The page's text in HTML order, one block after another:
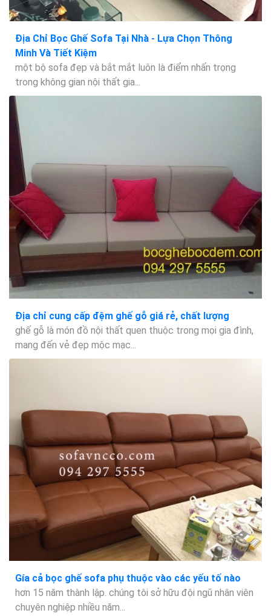
Địa Chỉ Bọc Ghế Sofa Tại Nhà - Lựa Chọn Thông
Minh Và Tiết Kiệm
một bộ sofa đẹp và bắt mắt luôn là điểm nhấn trọng
trong không gian nội thất gia...
Địa chỉ cung cấp đệm ghế gỗ giá rẻ, chất lượng
ghế gỗ là món đồ nội thất quen thuộc trong mọi gia đình,
mang đến vẻ đẹp mộc mạc...
Gía cả bọc ghế sofa phụ thuộc vào các yếu tố nào
hơn 15 năm thành lập. chúng tôi sở hữu đội ngũ nhân viên
chuyên nghiệp nhiều năm...